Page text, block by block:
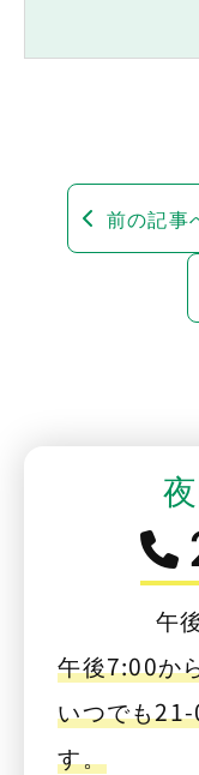
前の記事
午
午後7:00か
いつでも
す。